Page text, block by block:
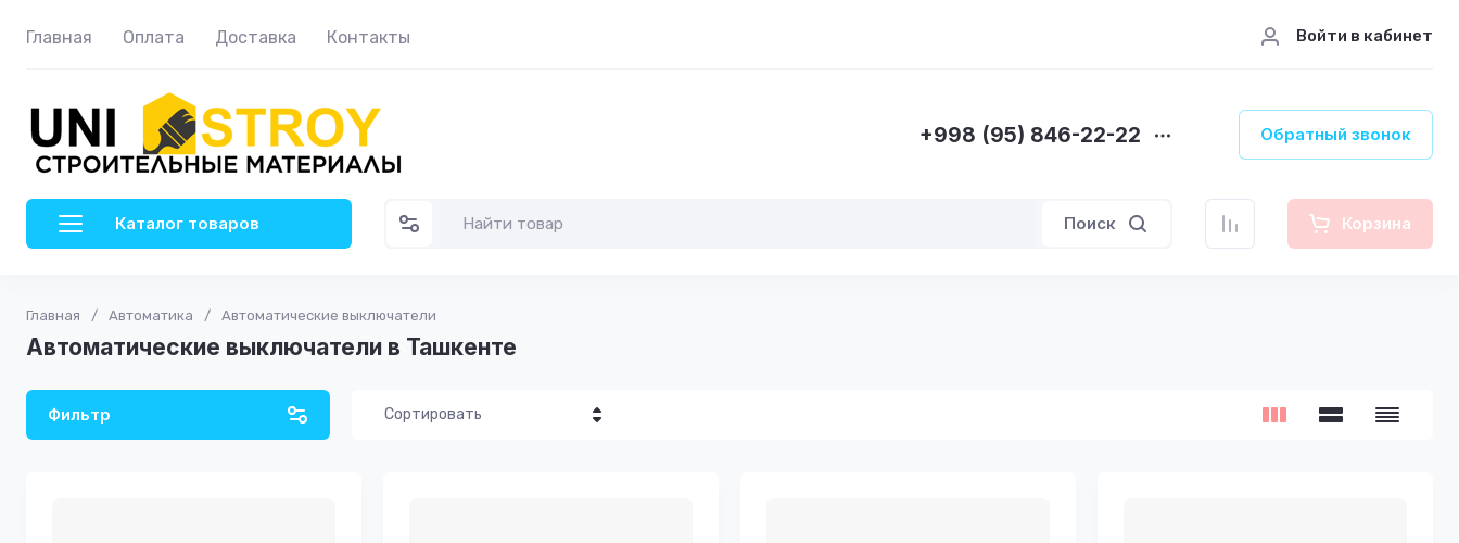
Главная Оплата Доставка Контакты Войти в кабинет
+998 (95) 846-22-22 Обратный звонок
Каталог товаров Поиск Корзина
Главная / Автоматика / Автоматические выключатели
Автоматические выключатели в Ташкенте
Фильтр Сортировать